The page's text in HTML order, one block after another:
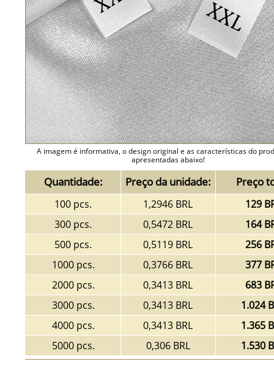
A imagem é informativa, o design original e as características do
apresentadas abaixo!
Quantidade: Preço da unidade: Preço
100 pcs. 1,2946 BRL
129
300 pcs.
0,5472 BRL
164
500 pcs.
0,5119 BRL
256
1000 pcs.
0,3766 BRL
377
2000 pcs.
0,3413 BRL
683
3000 pcs.
0,3413 BRL
1.024
4000 pcs.
0,3413 BRL
1.365
5000 pcs.
0,306 BRL 1.530